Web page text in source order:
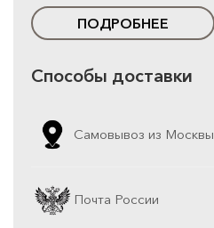
ПОДРОБНЕЕ
Способы доставки
Самовывоз из Москвы
Почта России